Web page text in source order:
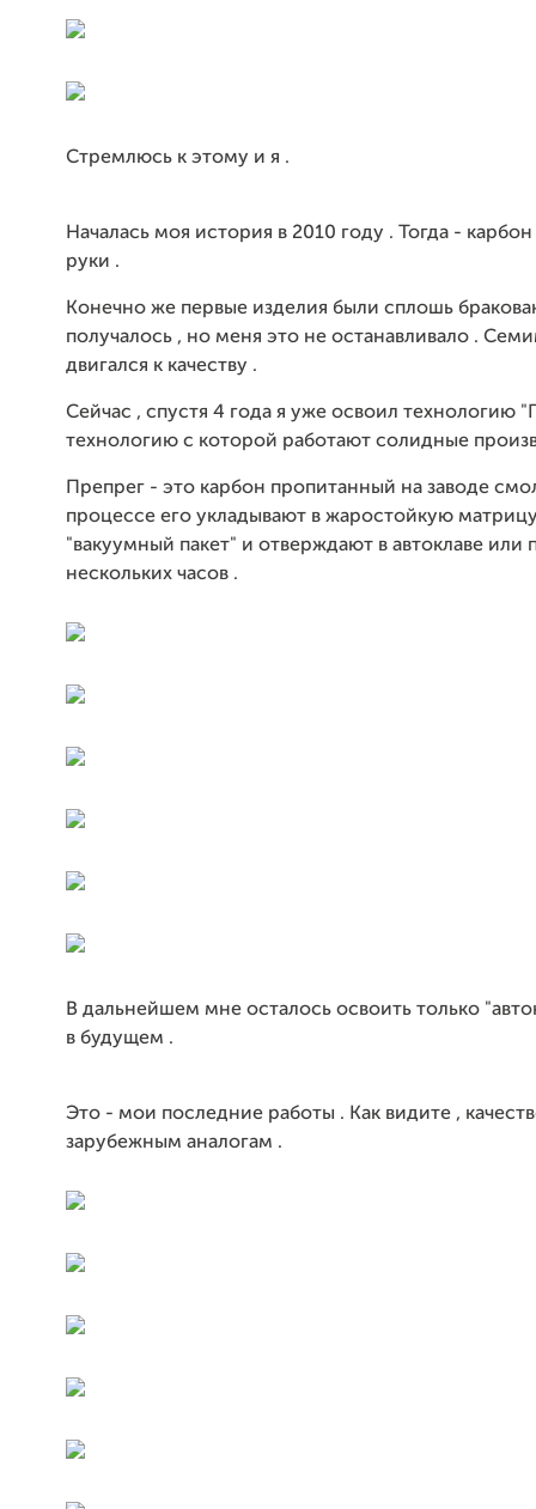
Стремлюсь к этому и я .
Началась моя история в 2010 году . Тогда -
руки .
Конечно же первые изделия были сплошь
получалось , но меня это не останавливало .
двигался к качеству .
Сейчас , спустя 4 года я уже освоил технологию
технологию с которой работают солидные
Препрег - это карбон пропитанный на заводе
процессе его укладывают в жаростойкую
"вакуумный пакет" и отверждают в автоклаве или
нескольких часов .
В дальнейшем мне осталось освоить только
в будущем .
Это - мои последние работы . Как видите ,
зарубежным аналогам .